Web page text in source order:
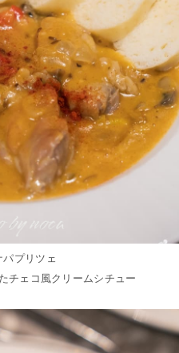
パプリツェ
チェコ風クリームシチュー